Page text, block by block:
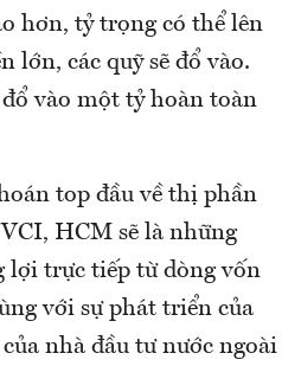
hơn, tỷ trọng có thể lên
lớn, các quỹ sẽ đổ vào.
vào một tỷ hoàn toàn
top đầu về thị phần
HCM sẽ là những
lợi trực tiếp từ dòng vốn
với sự phát triển của
nhà đầu tư nước ngoài